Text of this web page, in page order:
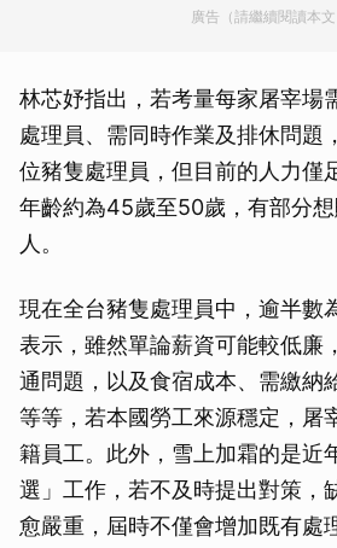
廣告（請繼續閱讀本文
林芯妤指出，若考量每家屠宰場
處理員、需同時作業及排休問題
位豬隻處理員，但目前的人力僅
年齡約為45歲至50歲，有部分
人。
現在全台豬隻處理員中，逾半數
表示，雖然單論薪資可能較低廉
通問題，以及食宿成本、需繳納
等等，若本國勞工來源穩定，屠
籍員工。此外，雪上加霜的是近
選」工作，若不及時提出對策，
愈嚴重，屆時不僅會增加既有處